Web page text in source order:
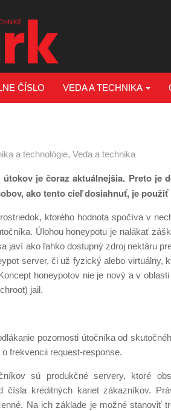
ČÍSLO VEDA A TECHNIKA
a technológie, Veda a technika
útokov je čoraz aktuálnejšia. Preto
ako tento cieľ dosiahnuť, je použiť
ktorého hodnota spočíva v
Úlohou honeypotu je nalákať
javí ako ľahko dostupný zdroj nektáru
server, či už fyzický alebo virtuálny,
honeypotov nie je nový a v
jail.
pozornosti útočníka od
frekvencii request-response.
sú produkčné servery, ktoré
čísla kreditných kariet zákazníkov.
Na ich základe je možné stanoviť